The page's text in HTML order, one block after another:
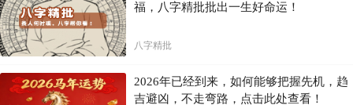
福，八字精批批出一生好命运！
八字精批
2026年已经到来，如何能够把握先机，趋
吉避凶，不走弯路，点击此处查看！